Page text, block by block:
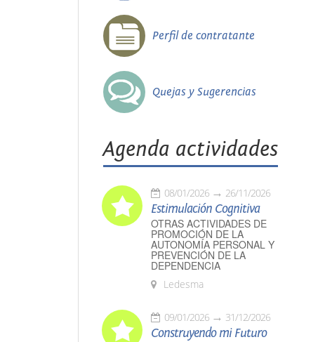
Perfil de contratante
Quejas y Sugerencias
Agenda actividades
08/01/2026 26/11/2026
Estimulación Cognitiva
OTRAS ACTIVIDADES DE
PROMOCIÓN DE LA
AUTONOMÍA PERSONAL Y
PREVENCIÓN DE LA
DEPENDENCIA
Ledesma
09/01/2026 31/12/2026
Construyendo mi Futuro